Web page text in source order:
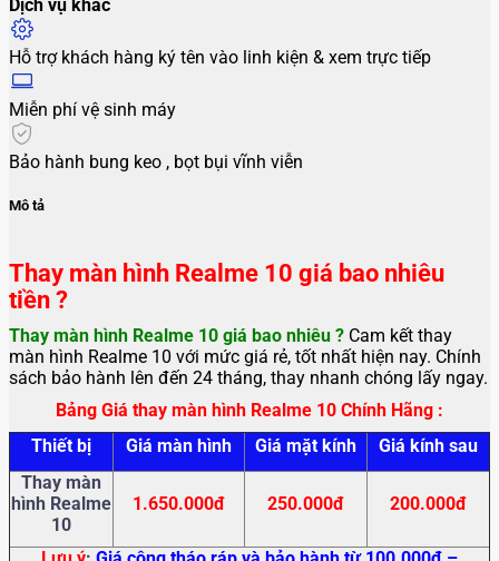
Dịch vụ khác
Hỗ trợ khách hàng ký tên vào linh kiện & xem trực tiếp
Miễn phí vệ sinh máy
Bảo hành bung keo , bọt bụi vĩnh viễn
Mô tả
Thay màn hình Realme 10 giá bao nhiêu
tiền ?
Thay màn hình Realme 10 giá bao nhiêu ? Cam kết thay
màn hình Realme 10 với mức giá rẻ, tốt nhất hiện nay. Chính
sách bảo hành lên đến 24 tháng, thay nhanh chóng lấy ngay.
Bảng Giá thay màn hình Realme 10 Chính Hãng :
Thiết bị
Giá màn hình Giá mặt kính
Giá kính sau
Thay màn
hình Realme
10
1.650.000đ 250.000đ 200.000đ